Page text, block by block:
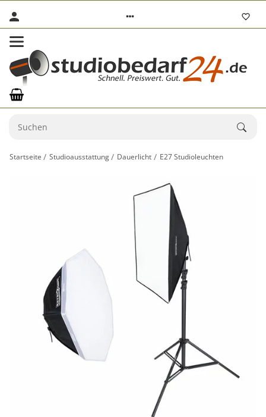
Startseite Studioausstattung Dauerlicht E27 Studioleuchten